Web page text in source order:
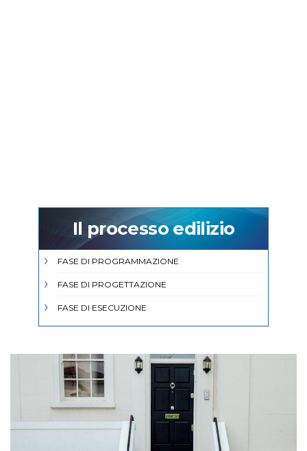
Il processo edilizio
FASE DI PROGRAMMAZIONE
FASE DI PROGETTAZIONE
FASE DI ESECUZIONE